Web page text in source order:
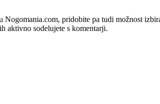
Nogomania.com, pridobite pa tudi možnost
aktivno sodelujete s komentarji.